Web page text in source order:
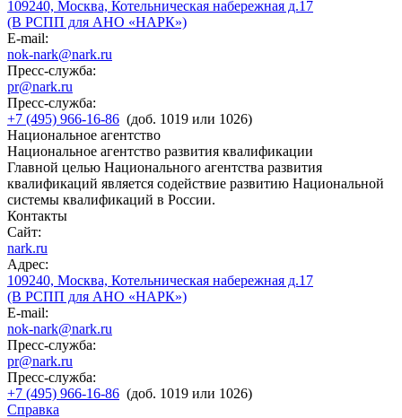
109240, Москва, Котельническая набережная д.17
(В РСПП для АНО «НАРК»)
E-mail:
nok-nark@nark.ru
Пресс-служба:
pr@nark.ru
Пресс-служба:
+7 (495) 966-16-86 (доб. 1019 или 1026)
Национальное агентство
Национальное агентство развития квалификации
Главной целью Национального агентства развития
квалификаций является содействие развитию Национальной
системы квалификаций в России.
Контакты
Сайт:
nark.ru
Адрес:
109240, Москва, Котельническая набережная д.17
(В РСПП для АНО «НАРК»)
E-mail:
nok-nark@nark.ru
Пресс-служба:
pr@nark.ru
Пресс-служба:
+7 (495) 966-16-86 (доб. 1019 или 1026)
Справка